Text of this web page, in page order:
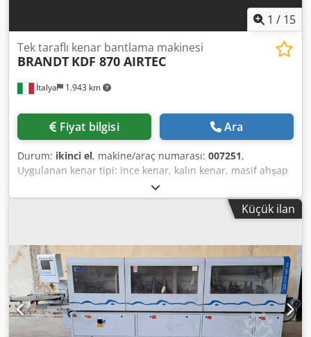
1 / 15
İtalya 1.943 km
Tek taraflı kenar bantlama makinesi
BRANDT KDF 870 AIRTEC
Fiyat bilgisi Ara
Durum: ikinci el, makine/araç numarası: 007251,
Uygulanan kenar tipi: ince kenar, kalın kenar, masif ahşap
Yapıştırma sistemi: EVA, sıcak hava Derz frezeleme: evet
Çok fonksiyonlu ünite: evet Maks. Hareket hızı: 20 m/dak
Maksimum panel kalınlığı: 60 mm Çalışma birimleri: 8 nr
Küçük ilan